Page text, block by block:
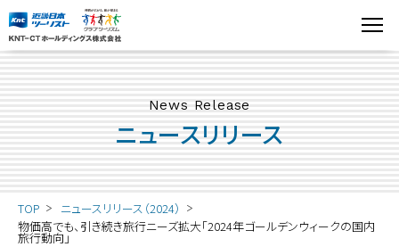
News Release
ニュースリリース
TOP
ニュースリリース（2024）
物価高でも、引き続き旅行ニーズ拡大「2024年ゴールデンウィークの国内
旅行動向」